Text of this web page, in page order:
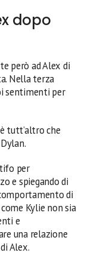
dopo
però ad Alex di
Nella terza
sentimenti per
tutt’altro che
per
e spiegando di
di
Kylie non sia
e
una relazione
Alex.